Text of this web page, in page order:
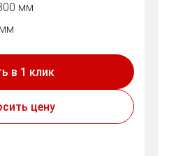
мм
в 1 клик
цену